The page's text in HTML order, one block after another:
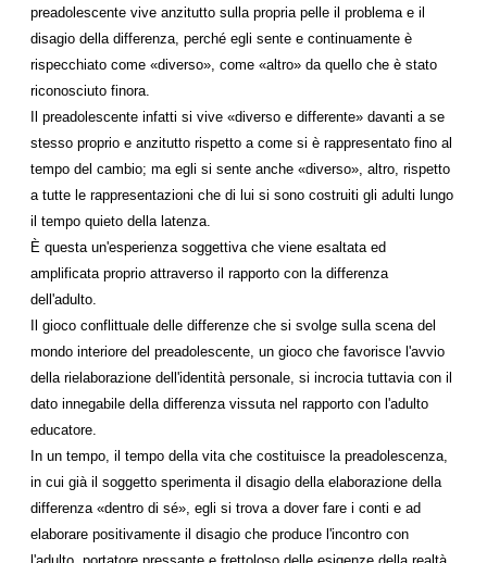
preadolescente vive anzitutto sulla propria pelle il problema e il
disagio della differenza, perché egli sente e continuamente è
rispecchiato come «diverso», come «altro» da quello che è stato
riconosciuto finora.
Il preadolescente infatti si vive «diverso e differente» davanti a se
stesso proprio e anzitutto rispetto a come si è rappresentato fino al
tempo del cambio; ma egli si sente anche «diverso», altro, rispetto
a tutte le rappresentazioni che di lui si sono costruiti gli adulti lungo
il tempo quieto della latenza.
È questa un'esperienza soggettiva che viene esaltata ed
amplificata proprio attraverso il rapporto con la differenza
dell'adulto.
Il gioco conflittuale delle differenze che si svolge sulla scena del
mondo interiore del preadolescente, un gioco che favorisce l'avvio
della rielaborazione dell'identità personale, si incrocia tuttavia con il
dato innegabile della differenza vissuta nel rapporto con l'adulto
educatore.
In un tempo, il tempo della vita che costituisce la preadolescenza,
in cui già il soggetto sperimenta il disagio della elaborazione della
differenza «dentro di sé», egli si trova a dover fare i conti e ad
elaborare positivamente il disagio che produce l'incontro con